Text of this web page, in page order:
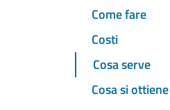
Come fare
Costi
Cosa serve
Cosa si ottiene